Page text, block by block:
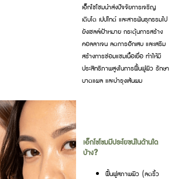
เอ็กโซโซมนำส่งปัจจัยการเจริญ
เติบโต เปปไทด์ และสารพันธุกรรมไป
ยังเซลล์เป้าหมาย กระตุ้นการสร้าง
คอลลาเจน ลดการอักเสบ และเสริม
สร้างการซ่อมแซมเนื้อเยื่อ ทำให้มี
ประสิทธิภาพสูงในการฟื้นฟูผิว รักษา
บาดแผล และบำรุงเส้นผม
เอ็กโซโซมมีประโยชน์ในด้านใด
บ้าง?
ฟื้นฟูสภาพผิว (ลดริ้ว